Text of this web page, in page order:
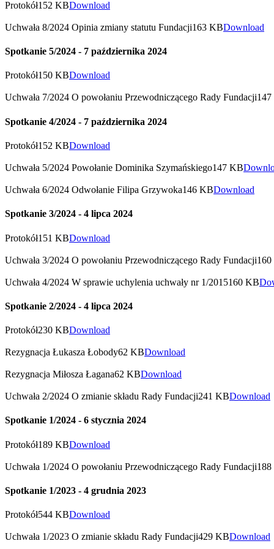
Protokół152 KBDownload
Uchwała 8/2024 Opinia zmiany statutu Fundacji163 KBDownload
Spotkanie 5/2024 - 7 października 2024
Protokół150 KBDownload
Uchwała 7/2024 O powołaniu Przewodniczącego Rady Fundacji
Spotkanie 4/2024 - 7 października 2024
Protokół152 KBDownload
Uchwała 5/2024 Powołanie Dominika Szymańskiego147 KB
Uchwała 6/2024 Odwołanie Filipa Grzywoka146 KBDownload
Spotkanie 3/2024 - 4 lipca 2024
Protokół151 KBDownload
Uchwała 3/2024 O powołaniu Przewodniczącego Rady Fundacji
Uchwała 4/2024 W sprawie uchylenia uchwały nr 1/2015160 KB
Spotkanie 2/2024 - 4 lipca 2024
Protokół230 KBDownload
Rezygnacja Łukasza Łobody62 KBDownload
Rezygnacja Miłosza Łagana62 KBDownload
Uchwała 2/2024 O zmianie składu Rady Fundacji241 KBDownload
Spotkanie 1/2024 - 6 stycznia 2024
Protokół189 KBDownload
Uchwała 1/2024 O powołaniu Przewodniczącego Rady Fundacji
Spotkanie 1/2023 - 4 grudnia 2023
Protokół544 KBDownload
Uchwała 1/2023 O zmianie składu Rady Fundacji429 KBDownload